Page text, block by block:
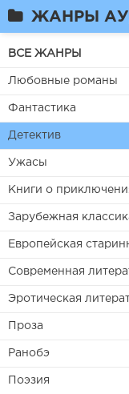
ЖАНРЫ
ВСЕ ЖАНРЫ
Любовные романы
Фантастика
Детектив
Ужасы
Книги о
Зарубежная
Европейская
Современная
Эротическая
Проза
Ранобэ
Поэзия